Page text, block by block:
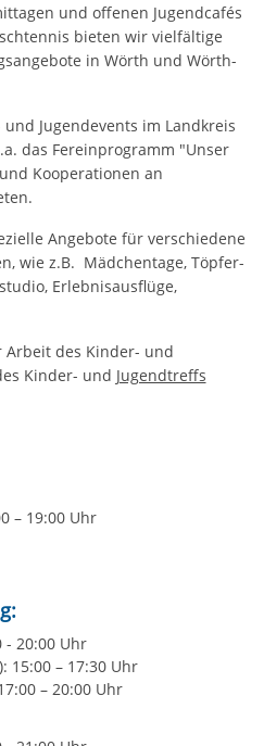
und offenen Jugendcafés
bieten wir vielfältige
in Wörth und Wörth-
Jugendevents im Landkreis
das Fereinprogramm "Unser
Kooperationen an
Angebote für verschiedene
wie z.B. Mädchentage, Töpfer-
Erlebnisausflüge,
des Kinder- und
Kinder- und Jugendtreffs
– 19:00 Uhr
- 20:00 Uhr
15:00 – 17:30 Uhr
– 20:00 Uhr